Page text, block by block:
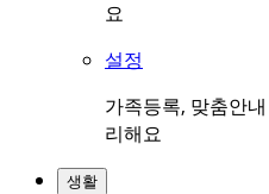
요
설정
가족등록, 맞춤안
리해요
생활